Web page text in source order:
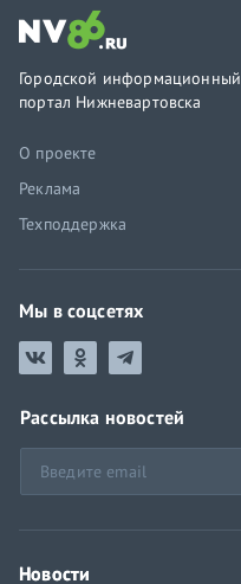
Городской информационный
портал Нижневартовска
О проекте
Реклама
Техподдержка
Мы в соцсетях
Рассылка новостей
Новости